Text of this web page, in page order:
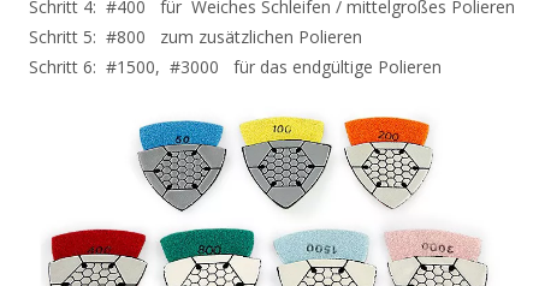
Schritt 4: #400 für Weiches Schleifen / mittelgroßes Polieren
Schritt 5: #800 zum zusätzlichen Polieren
Schritt 6: #1500, #3000 für das endgültige Polieren